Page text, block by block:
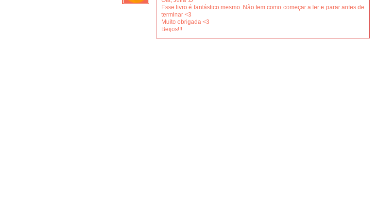
Esse livro é fantástico mesmo. Não tem como começar a ler e parar antes de
terminar <3
Muito obrigada <3
Beijos!!!